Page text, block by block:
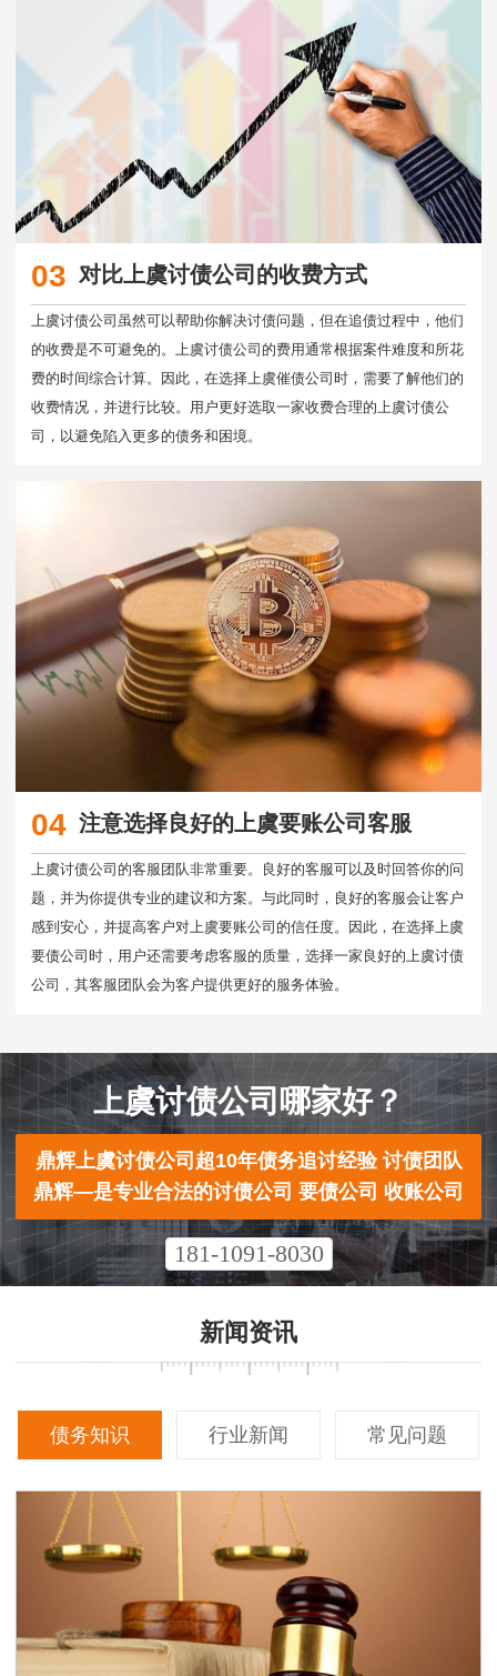
03 对比上虞讨债公司的收费方式
上虞讨债公司虽然可以帮助你解决讨债问题，但在追债过程中，他们
的收费是不可避免的。上虞讨债公司的费用通常根据案件难度和所花
费的时间综合计算。因此，在选择上虞催债公司时，需要了解他们的
收费情况，并进行比较。用户更好选取一家收费合理的上虞讨债公
司，以避免陷入更多的债务和困境。
04 注意选择良好的上虞要账公司客服
上虞讨债公司的客服团队非常重要。良好的客服可以及时回答你的问
题，并为你提供专业的建议和方案。与此同时，良好的客服会让客户
感到安心，并提高客户对上虞要账公司的信任度。因此，在选择上虞
要债公司时，用户还需要考虑客服的质量，选择一家良好的上虞讨债
公司，其客服团队会为客户提供更好的服务体验。
上虞讨债公司哪家好？
鼎辉上虞讨债公司超10年债务追讨经验 讨债团队
鼎辉—是专业合法的讨债公司 要债公司 收账公司
181-1091-8030
新闻资讯
债务知识 行业新闻 常见问题